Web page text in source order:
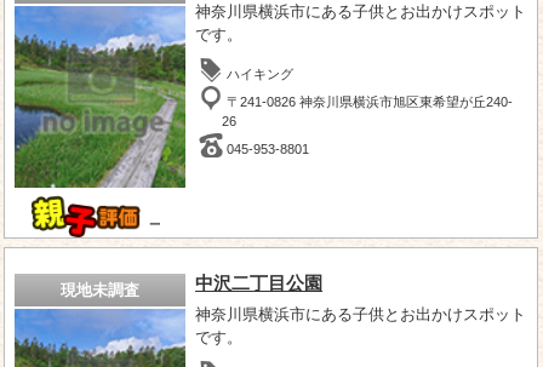
－
神奈川県横浜市にある子供とお出かけスポット
です。
ハイキング
〒241-0826 神奈川県横浜市旭区東希望が丘240-
26
045-953-8801
現地未調査 中沢二丁目公園
神奈川県横浜市にある子供とお出かけスポット
です。